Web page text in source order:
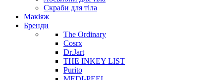
Скраби для тіла
Макіяж
Бренди
The Ordinary
Cosrx
Dr.Jart
THE INKEY LIST
Purito